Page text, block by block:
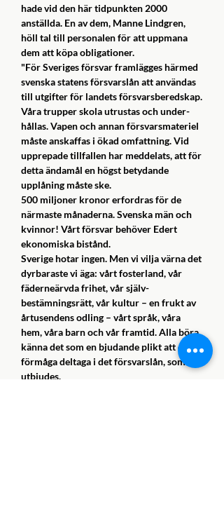
hade vid den här tidpunkten 2000
anställda. En av dem, Manne Lindgren,
höll tal till personalen för att uppmana
dem att köpa obligationer.
"För Sveriges försvar framlägges härmed
svenska sta­tens försvarslån att användas
till utgifter för landets för­svarsberedskap.
Våra trupper skola utrustas och under­
hållas. Vapen och annan försvarsmateriel
måste anskaffas i ökad omfattning. Vid
upprepade tillfallen har meddelats, att för
detta ändamål en högst betydande
upplåning måste ske.
500 miljoner kronor erfordras för de
närmaste månader­na. Svenska män och
kvinnor! Vårt försvar behöver Edert
ekonomiska bistånd.
Sverige hotar ingen. Men vi vilja värna det
dyrbaraste vi äga: vårt fosterland, vår
fäderneärvda frihet, vår själv­
bestämningsrätt, vår kultur – en frukt av
årtusendens odling – vårt språk, våra
hem, våra barn och vår fram­tid. Alla böra
känna det som en bjudande plikt att efter
förmåga deltaga i det försvarslån, som nu
utbjudes.